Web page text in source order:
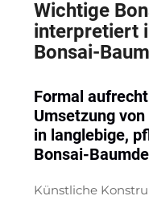
Wichtige
interpretiert
Bonsai-
Formal
Umsetzung
in langlebige,
Bonsai-
Künstliche